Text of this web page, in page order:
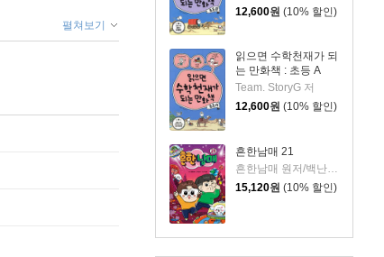
12,600원 (10% 할인)
읽으면 수학천재가 되
는 만화책 : 초등 A
Team. StoryG 저
12,600원 (10% 할인)
흔한남매 21
흔한남매 원저/백난도 글/유난희 그림/흔한컴퍼니 감수
15,120원 (10% 할인)
펼쳐보기